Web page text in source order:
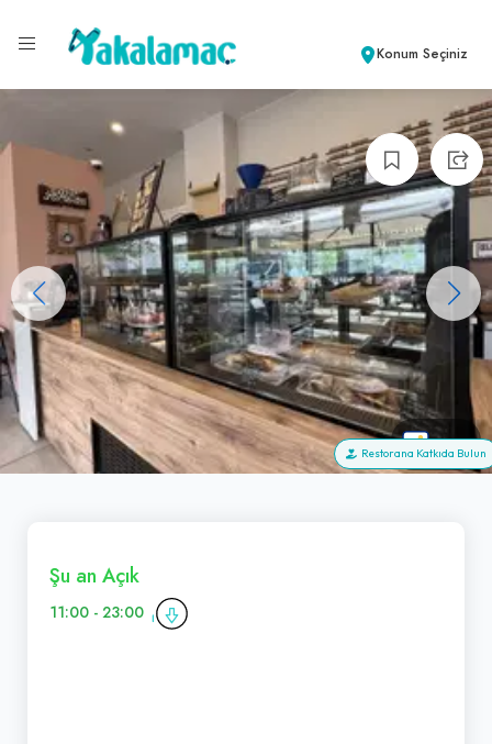
Konum Seçiniz
+99
Restorana Katkıda Bulun
Şu an Açık
11:00 - 23:00